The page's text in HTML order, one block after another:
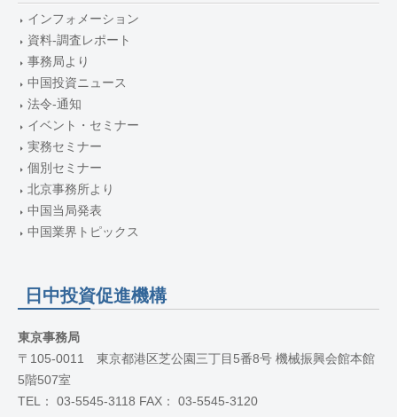
インフォメーション
資料-調査レポート
事務局より
中国投資ニュース
法令-通知
イベント・セミナー
実務セミナー
個別セミナー
北京事務所より
中国当局発表
中国業界トピックス
日中投資促進機構
東京事務局
〒105-0011 東京都港区芝公園三丁目5番8号 機械振興会館本館
5階507室
TEL： 03-5545-3118 FAX： 03-5545-3120